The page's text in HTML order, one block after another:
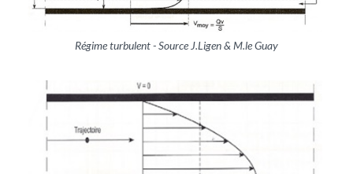
Régime turbulent - Source J.Ligen & M.le Guay